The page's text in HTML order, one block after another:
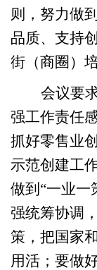
则，努力做
品质、支持
街（商圈）
会议要
强工作责任
抓好零售业
示范创建工作
做到“一业一
强统筹协调，
策，把国家
用活； 要做